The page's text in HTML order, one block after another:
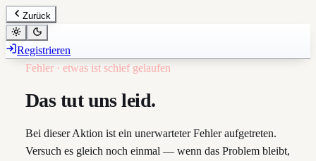
Zurück
Registrieren
Fehler · etwas ist schief gelaufen
Das tut uns leid.
Bei dieser Aktion ist ein unerwarteter Fehler aufgetreten.
Versuch es gleich noch einmal — wenn das Problem bleibt,